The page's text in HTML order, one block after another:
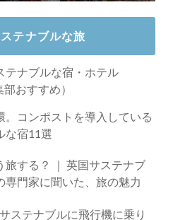
テナブルな旅
テナブルな宿・ホテル
部おすすめ）
。コンポストを導入している
な宿11選
英国サステナブ
専門家に聞いた、旅の魅力
ステナブルに飛行機に乗り